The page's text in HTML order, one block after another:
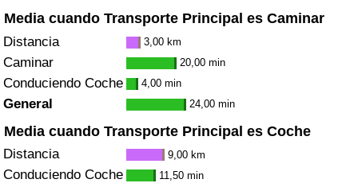
Media cuando Transporte Principal es Caminar
Distancia 3,00 km
Caminar 20,00 min
Conduciendo Coche 4,00 min
General 24,00 min
Media cuando Transporte Principal es Coche
Distancia 9,00 km
Conduciendo Coche 11,50 min
Índice de Tráfico (Actual)
Índice de Tráfico por País